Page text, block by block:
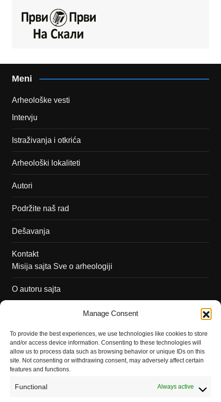
Manage Consent
To provide the best experiences, we use technologies like cookies to store
and/or access device information. Consenting to these technologies will
allow us to process data such as browsing behavior or unique IDs on this
site. Not consenting or withdrawing consent, may adversely affect certain
features and functions.
Functional Always active
Meni
Arheološke vesti
Intervju
Istraživanja i otkrića
Arheološki lokaliteti
Autori
Podržite naš rad
Dešavanja
Kontakt
Misija sajta Sve o arheologiji
O autoru sajta
Saradnja